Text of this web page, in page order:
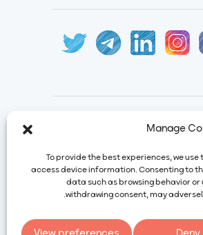
Manage
To provide the best experiences, we
access device information. Consenting to
data such as browsing behavior or
withdrawing consent, may
۶۵۴۳۹۴۸۷ (۰۲۱)
تهران، شهریار، شهرک صنعتی
اردیبهشت، نبش سوم غربی،